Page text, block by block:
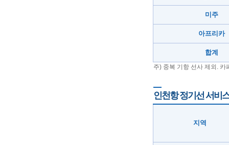
미주
아프리카
합계
주) 중복 기항 선사 제외. 카
인천항 정기선 서비
지역